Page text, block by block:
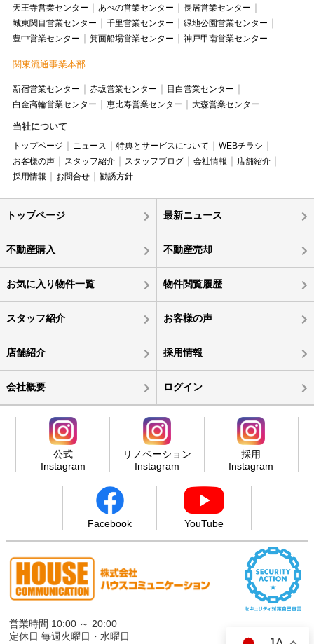
天王寺営業センター
あべの営業センター
長居営業センター
城東関目営業センター
千里営業センター
緑地公園営業センター
豊中営業センター
箕面船場営業センター 神戸甲南営業センター
関東流通事業本部
新宿営業センター 赤坂営業センター
目白営業センター
白金高輪営業センター
恵比寿営業センター 大森営業センター
当社について
トップページ ニュース 特典とサービスについて
WEBチラシ
お客様の声
スタッフ紹介 スタッフブログ 会社情報
店舗紹介
採用情報
お問合せ 勧誘方針
トップページ 最新ニュース
不動産購入 不動産売却
お気に入り物件一覧 物件閲覧履歴
スタッフ紹介 お客様の声
店舗紹介 採用情報
会社概要 ログイン
公式
Instagram
リノベーション
Instagram
採用
Instagram
Facebook YouTube
営業時間 10:00 ～ 20:00
定休日 毎週火曜日・水曜日